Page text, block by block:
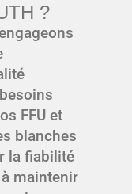
?
FFU et
blanches
la fiabilité
maintenir